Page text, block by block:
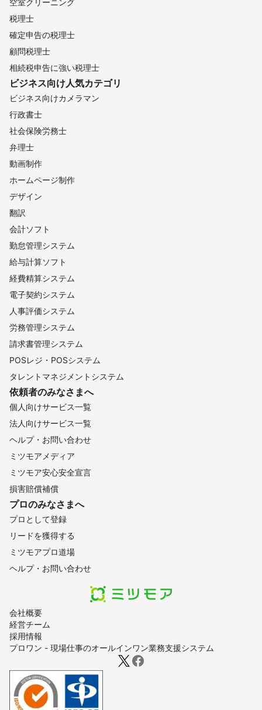
会社概要
経営チーム
採用情報
プロワン - 現場仕事のオールインワン業務支援システム
空室クリーニング
税理士
確定申告の税理士
顧問税理士
相続税申告に強い税理士
ビジネス向け人気カテゴリ
ビジネス向けカメラマン
行政書士
社会保険労務士
弁理士
動画制作
ホームページ制作
デザイン
翻訳
会計ソフト
勤怠管理システム
給与計算ソフト
経費精算システム
電子契約システム
人事評価システム
労務管理システム
請求書管理システム
POSレジ・POSシステム
タレントマネジメントシステム
依頼者のみなさまへ
個人向けサービス一覧
法人向けサービス一覧
ヘルプ・お問い合わせ
ミツモアメディア
ミツモア安心安全宣言
損害賠償補償
プロのみなさまへ
プロとして登録
リードを獲得する
ミツモアプロ道場
ヘルプ・お問い合わせ